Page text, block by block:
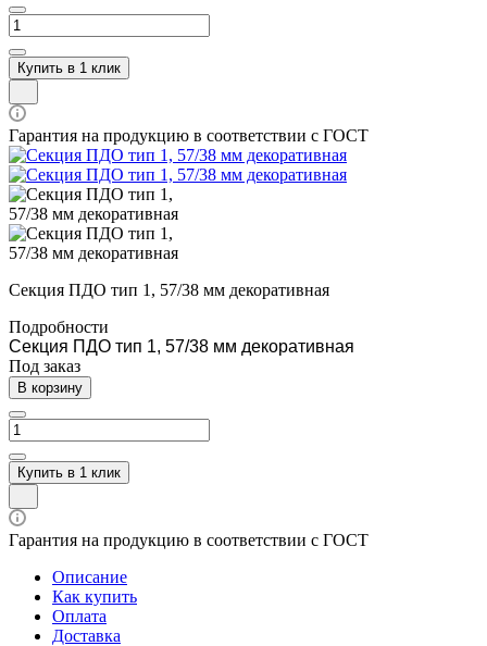
Купить в 1 клик
Гарантия на продукцию в соответствии с ГОСТ
Секция ПДО тип 1, 57/38 мм декоративная
Подробности
Секция ПДО тип 1, 57/38 мм декоративная
Под заказ
В корзину
Купить в 1 клик
Гарантия на продукцию в соответствии с ГОСТ
Описание
Как купить
Оплата
Доставка